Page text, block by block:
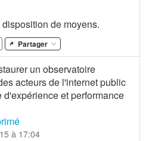
de moyens.
Partager
un observatoire
acteurs de l'internet public
et performance
à 17:04